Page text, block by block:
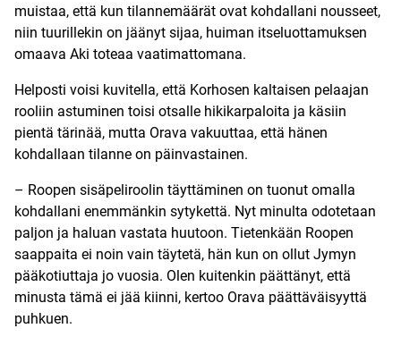
muistaa, että kun tilannemäärät ovat kohdallani nousseet,
niin tuurillekin on jäänyt sijaa, huiman itseluottamuksen
omaava Aki toteaa vaatimattomana.
Helposti voisi kuvitella, että Korhosen kaltaisen pelaajan
rooliin astuminen toisi otsalle hikikarpaloita ja käsiin
pientä tärinää, mutta Orava vakuuttaa, että hänen
kohdallaan tilanne on päinvastainen.
– Roopen sisäpeliroolin täyttäminen on tuonut omalla
kohdallani enemmänkin sytykettä. Nyt minulta odotetaan
paljon ja haluan vastata huutoon. Tietenkään Roopen
saappaita ei noin vain täytetä, hän kun on ollut Jymyn
pääkotiuttaja jo vuosia. Olen kuitenkin päättänyt, että
minusta tämä ei jää kiinni, kertoo Orava päättäväisyyttä
puhkuen.